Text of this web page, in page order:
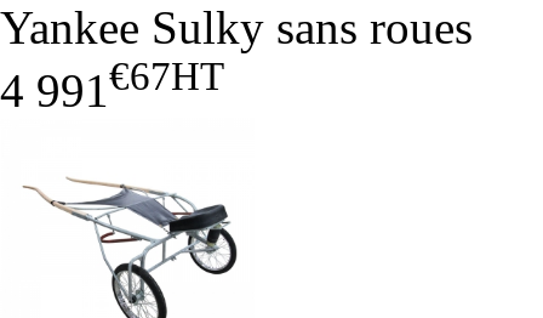
Yankee Sulky sans roues
4 991€67HT